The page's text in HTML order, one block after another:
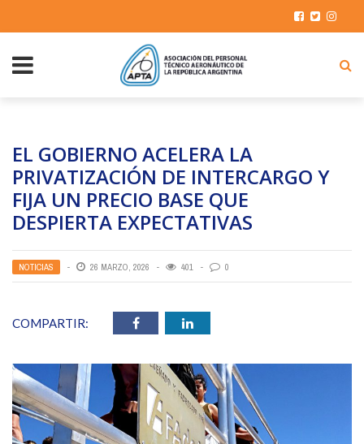
EL GOBIERNO ACELERA LA
PRIVATIZACIÓN DE INTERCARGO Y
FIJA UN PRECIO BASE QUE
DESPIERTA EXPECTATIVAS
NOTICIAS 26 MARZO, 2026 401 0
COMPARTIR: